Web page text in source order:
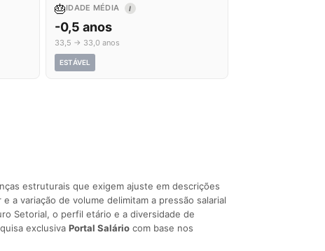
🎂IDADE MÉDIA I
-0,5 anos
33,5 → 33,0 anos
ESTÁVEL
estruturais que exigem ajuste em descrições
a variação de volume delimitam a pressão salarial
Setorial, o perfil etário e a diversidade de
exclusiva Portal Salário com base nos